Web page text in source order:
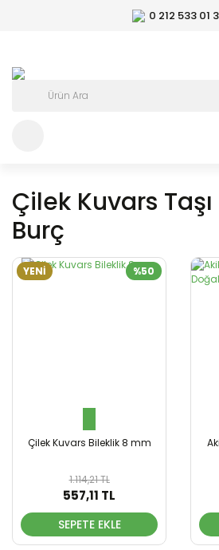
0 212 533 01
Çilek Kuvars
Burç
%50
YENİ
Çilek Kuvars Bileklik 8 mm
1.114,21 TL
557,11 TL
SEPETE EKLE